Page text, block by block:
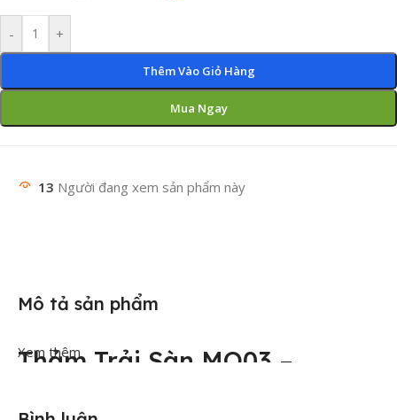
- +
Thêm Vào Giỏ Hàng
Mua Ngay
13 Người đang xem sản phẩm này
Mô tả sản phẩm
Thảm Trải Sàn MO03 –
Xem thêm